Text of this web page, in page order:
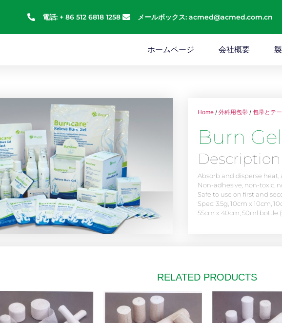
電話: + 86 512 6818 1258 メールボックス: acmed@acmed.com.cn
ホームページ 会社概要
Home /外科用包帯 /包帯とテ
Burn
Description
Absorb and disperse
Non-adhesive, non-toxic,
Safe to use on first and
Spec: 3.5g, 10cm x 10cm,
55cm x 40cm, 50ml bottle
RELATED PRODUCTS